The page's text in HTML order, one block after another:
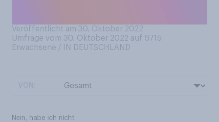
Veröffentlicht am 30. Oktober 2022
Umfrage vom 30. Oktober 2022 auf 9715
Erwachsene / IN DEUTSCHLAND
Nein, habe ich nicht